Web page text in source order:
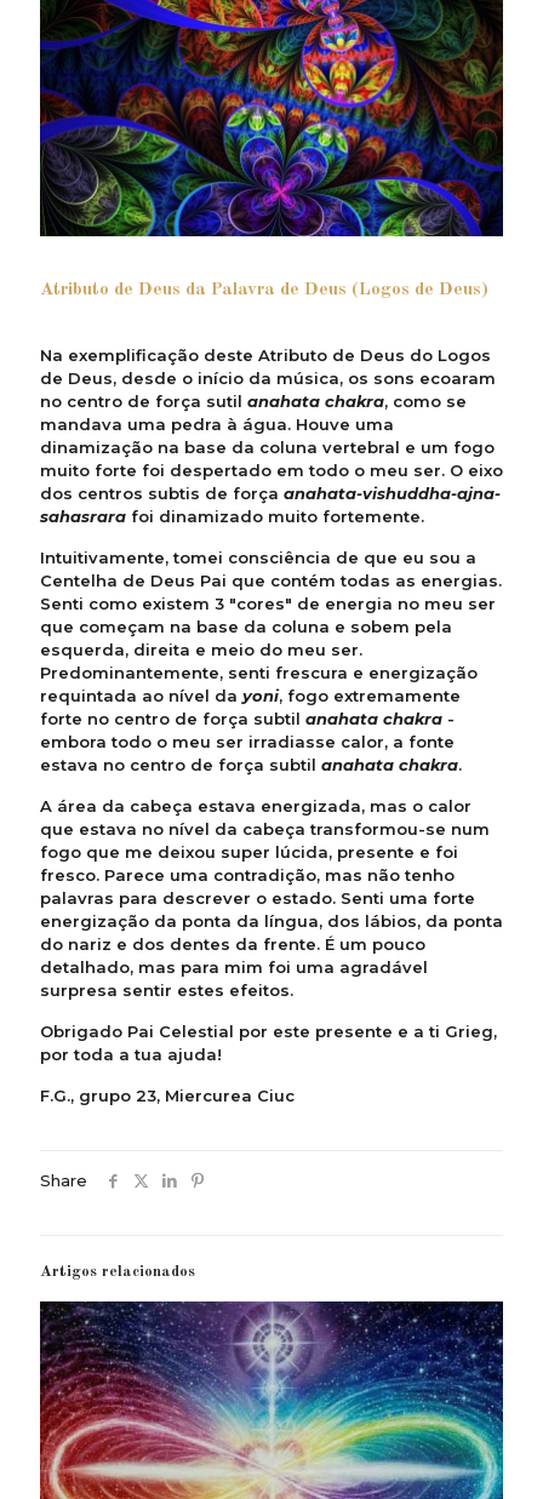
Atributo de Deus da Palavra de Deus (Logos de Deus)
Na exemplificação deste Atributo de Deus do Logos
de Deus, desde o início da música, os sons ecoaram
no centro de força sutil anahata chakra, como se
mandava uma pedra à água. Houve uma
dinamização na base da coluna vertebral e um fogo
muito forte foi despertado em todo o meu ser. O eixo
dos centros subtis de força anahata-vishuddha-ajna-
sahasrara foi dinamizado muito fortemente.
Intuitivamente, tomei consciência de que eu sou a
Centelha de Deus Pai que contém todas as energias.
Senti como existem 3 "cores" de energia no meu ser
que começam na base da coluna e sobem pela
esquerda, direita e meio do meu ser.
Predominantemente, senti frescura e energização
requintada ao nível da yoni, fogo extremamente
forte no centro de força subtil anahata chakra -
embora todo o meu ser irradiasse calor, a fonte
estava no centro de força subtil anahata chakra.
A área da cabeça estava energizada, mas o calor
que estava no nível da cabeça transformou-se num
fogo que me deixou super lúcida, presente e foi
fresco. Parece uma contradição, mas não tenho
palavras para descrever o estado. Senti uma forte
energização da ponta da língua, dos lábios, da ponta
do nariz e dos dentes da frente. É um pouco
detalhado, mas para mim foi uma agradável
surpresa sentir estes efeitos.
Obrigado Pai Celestial por este presente e a ti Grieg,
por toda a tua ajuda!
F.G., grupo 23, Miercurea Ciuc
Share
Artigos relacionados